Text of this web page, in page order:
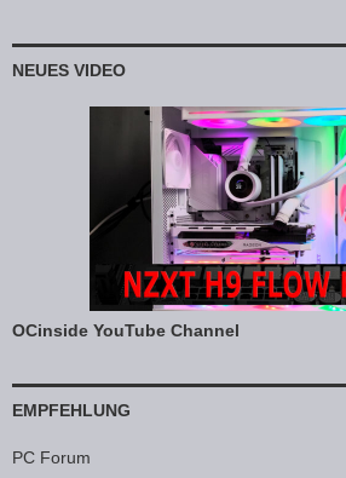
NEUES VIDEO
OCinside YouTube Channel
EMPFEHLUNG
PC Forum